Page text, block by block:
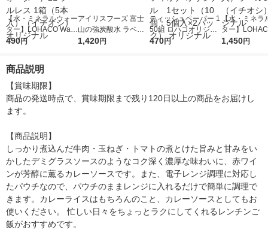
【水・ミネラルウォー
ター】LOHACO Wate
r（ロハコウォータ
シ） オリジナル
490円
アイリスフーズ 富士
山の強炭酸水 ラベル
レス 500ml 1箱（24
1,420円
ティッシュペーパー 1
50組 ロハコオリジナ
ルソフトパックティッ
470円
【水・ミネラ
ター】
r 410ml 1箱（
1,450円
商品説明
【賞味期限】
商品の発送時点で、賞味期限まで残り120日以上の商品をお届けし
ます。
【商品説明】
しっかり煮込んだ牛肉・玉ねぎ・トマトの煮とけた旨みと甘みをい
かしたデミグラスソースのようなコク深く濃厚な味わいに、赤ワイ
ンが芳醇に薫るカレーソースです。また、電子レンジ調理に対応し
たパウチなので、パウチのままレンジに入れるだけで簡単に調理で
きます。カレーライスはもちろんのこと、カレーソースとしてもお
使いください。 忙しい日々をちょっとラクにしてくれるレンチンご
飯がおすすめです。